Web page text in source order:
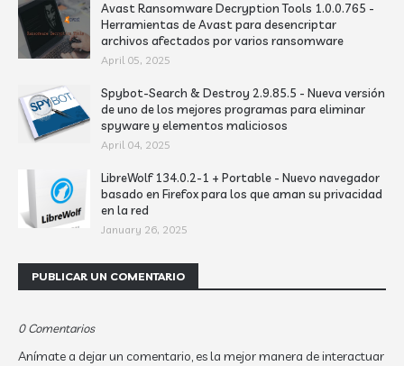
Avast Ransomware Decryption Tools 1.0.0.765 -
Herramientas de Avast para desencriptar
archivos afectados por varios ransomware
April 05, 2025
Spybot-Search & Destroy 2.9.85.5 - Nueva versión
de uno de los mejores programas para eliminar
spyware y elementos maliciosos
April 04, 2025
LibreWolf 134.0.2-1 + Portable - Nuevo navegador
basado en Firefox para los que aman su privacidad
en la red
January 26, 2025
PUBLICAR UN COMENTARIO
0 Comentarios
Anímate a dejar un comentario, es la mejor manera de interactuar